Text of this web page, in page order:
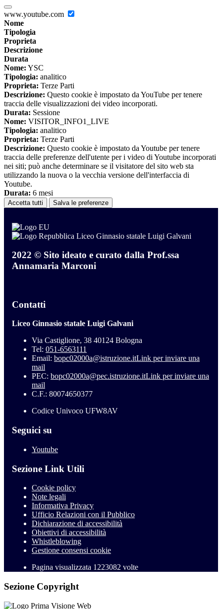
www.youtube.com
Nome
Tipologia
Proprieta
Descrizione
Durata
Nome: YSC
Tipologia: analitico
Proprieta: Terze Parti
Descrizione: Questo cookie è impostato da YouTube per tenere
traccia delle visualizzazioni dei video incorporati.
Durata: Sessione
Nome: VISITOR_INFO1_LIVE
Tipologia: analitico
Proprieta: Terze Parti
Descrizione: Questo cookie è impostato da Youtube per tenere
traccia delle preferenze dell'utente per i video di Youtube incorporati
nei siti; può anche determinare se il visitatore del sito web sta
utilizzando la nuova o la vecchia versione dell'interfaccia di
Youtube.
Durata: 6 mesi
Accetta tutti Salva le preferenze
Liceo Ginnasio statale Luigi Galvani
2022 © Sito ideato e curato dalla Prof.ssa
Annamaria Marconi
Contatti
Liceo Ginnasio statale Luigi Galvani
Via Castiglione, 38 40124 Bologna
Tel: 051-6563111
Email: bopc02000a@istruzione.itLink per inviare una
mail
PEC: bopc02000a@pec.istruzione.itLink per inviare una
mail
C.F.: 80074650377
Codice Univoco UFW8AV
Seguici su
Youtube
Sezione Link Utili
Cookie policy
Note legali
Informativa Privacy
Ufficio Relazioni con il Pubblico
Dichiarazione di accessibilità
Obiettivi di accessibilità
Whistleblowing
Gestione consensi cookie
Pagina visualizzata 1223082 volte
Sezione Copyright